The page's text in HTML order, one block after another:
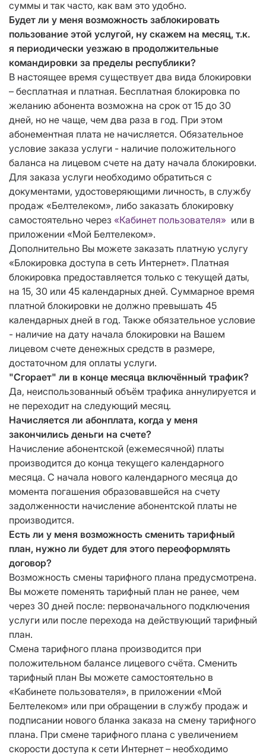
суммы и так часто, как вам это удобно.
Будет ли у меня возможность заблокировать
пользование этой услугой, ну скажем на месяц, т.к.
я периодически уезжаю в продолжительные
командировки за пределы республики?
В настоящее время существует два вида блокировки
– бесплатная и платная. Бесплатная блокировка по
желанию абонента возможна на срок от 15 до 30
дней, но не чаще, чем два раза в год. При этом
абонементная плата не начисляется. Обязательное
условие заказа услуги - наличие положительного
баланса на лицевом счете на дату начала блокировки.
Для заказа услуги необходимо обратиться с
документами, удостоверяющими личность, в службу
продаж «Белтелеком», либо заказать блокировку
самостоятельно через «Кабинет пользователя» или в
приложении «Мой Белтелеком».
Дополнительно Вы можете заказать платную услугу
«Блокировка доступа в сеть Интернет». Платная
блокировка предоставляется только с текущей даты,
на 15, 30 или 45 календарных дней. Суммарное время
платной блокировки не должно превышать 45
календарных дней в год. Также обязательное условие
- наличие на дату начала блокировки на Вашем
лицевом счете денежных средств в размере,
достаточном для оплаты услуги.
"Сгорает" ли в конце месяца включённый трафик?
Да, неиспользованный объём трафика аннулируется и
не переходит на следующий месяц.
Начисляется ли абонплата, когда у меня
закончились деньги на счете?
Начисление абонентской (ежемесячной) платы
производится до конца текущего календарного
месяца. С начала нового календарного месяца до
момента погашения образовавшейся на счету
задолженности начисление абонентской платы не
производится.
Есть ли у меня возможность сменить тарифный
план, нужно ли будет для этого переоформлять
договор?
Возможность смены тарифного плана предусмотрена.
Вы можете поменять тарифный план не ранее, чем
через 30 дней после: первоначального подключения
услуги или после перехода на действующий тарифный
план.
Смена тарифного плана производится при
положительном балансе лицевого счёта. Сменить
тарифный план Вы можете самостоятельно в
«Кабинете пользователя», в приложении «Мой
Белтелеком» или при обращении в службу продаж и
подписании нового бланка заказа на смену тарифного
плана. При смене тарифного плана с увеличением
скорости доступа к сети Интернет – необходимо